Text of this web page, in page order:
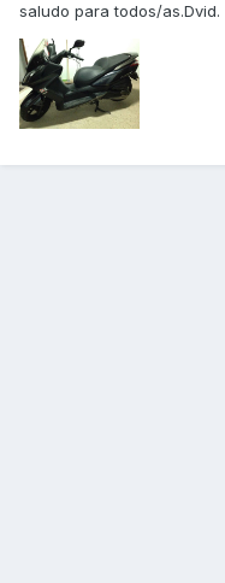
saludo para todos/as.Dvid.